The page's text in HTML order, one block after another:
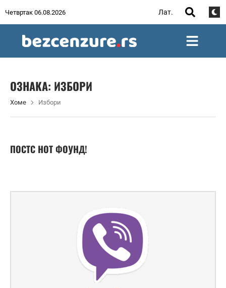
Четвртак 06.08.2026 Лат.
ОЗНАКА: ИЗБОРИ
Хоме Избори
ПОСТС НОТ ФОУНД!